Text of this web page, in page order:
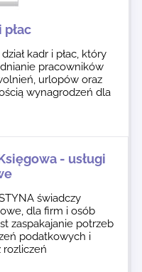
płac
kadr i płac, który
pracowników
urlopów oraz
wynagrodzeń dla
- usługi
świadczy
dla firm i osób
zaspakajanie potrzeb
podatkowych i
rozliczeń